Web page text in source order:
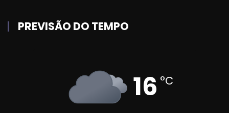
PREVISÃO DO TEMPO
16 °C